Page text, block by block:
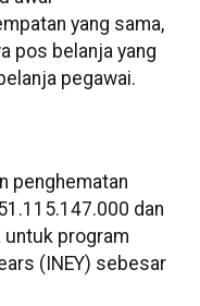
yang sama,
pos belanja yang
pegawai.
penghematan
dan
untuk program
(INEY) sebesar